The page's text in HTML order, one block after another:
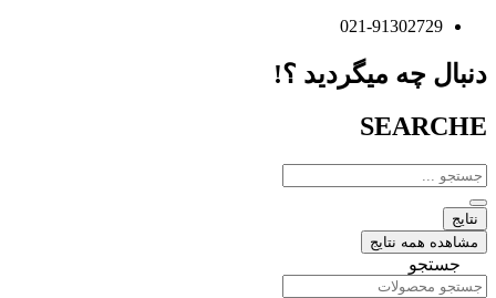
021-91302729
دنبال چه میگردید ؟!
SEARCHE
جستجو
...
نتایج
مشاهده همه نتایج
جستجو